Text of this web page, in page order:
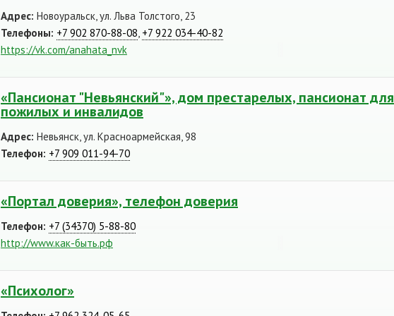
Адрес: Новоуральск, ул. Льва Толстого, 23
Телефоны: +7 902 870-88-08 +7 922 034-40-82
https://vk.com/anahata_nvk
«Пансионат "Невьянский"», дом престарелых, пансионат для
пожилых и инвалидов
Адрес: Невьянск, ул. Красноармейская, 98
Телефон: +7 909 011-94-70
«Портал доверия», телефон доверия
Телефон: +7 (34370) 5-88-80
http://www.как-быть.рф
«Психолог»